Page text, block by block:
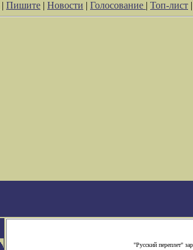
| Пишите | Новости | Голосование | Топ-лист |
"Русский переплет"